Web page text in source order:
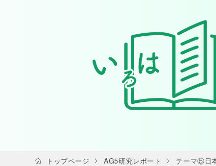
トップページ AG5研究レポート テーマ⑤日